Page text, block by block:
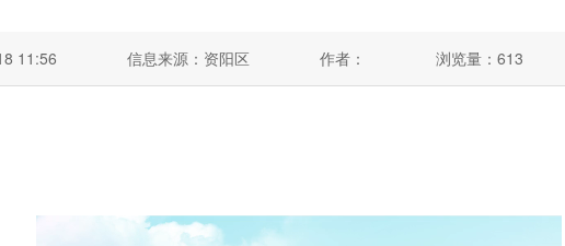
11:56 信息来源：资阳区 作者： 浏览量： 613